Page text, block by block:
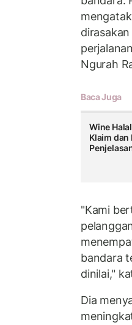
Ngurah
Baca Juga
Wine
Klaim dan
"Kami
bandara
dinilai,"
Dia